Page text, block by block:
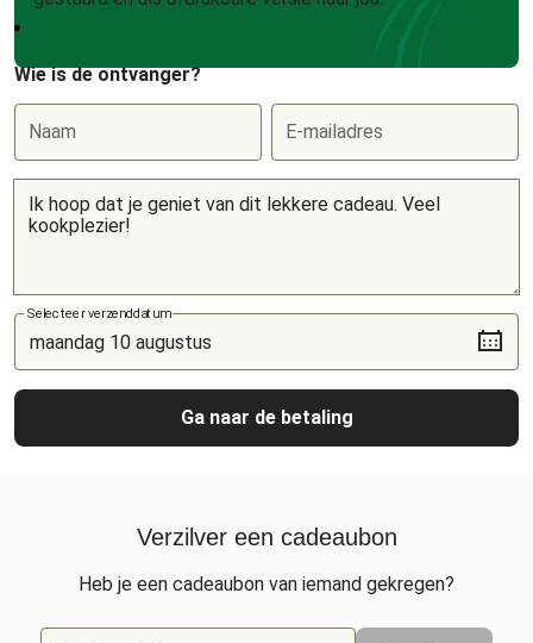
Wie is de ontvanger?
Naam E-mailadres
Selecteer verzenddatum
Ga naar de betaling
Verzilver een cadeaubon
Heb je een cadeaubon van iemand gekregen?